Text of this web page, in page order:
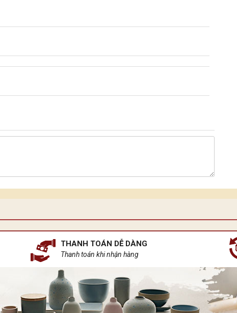
THANH TOÁN DỄ DÀNG
Thanh toán khi nhận hàng